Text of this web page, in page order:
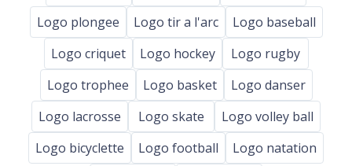
Logo plongee
Logo tir a l'arc
Logo baseball
Logo criquet
Logo hockey
Logo rugby
Logo trophee
Logo basket
Logo danser
Logo lacrosse
Logo skate
Logo volley ball
Logo bicyclette
Logo football
Logo natation